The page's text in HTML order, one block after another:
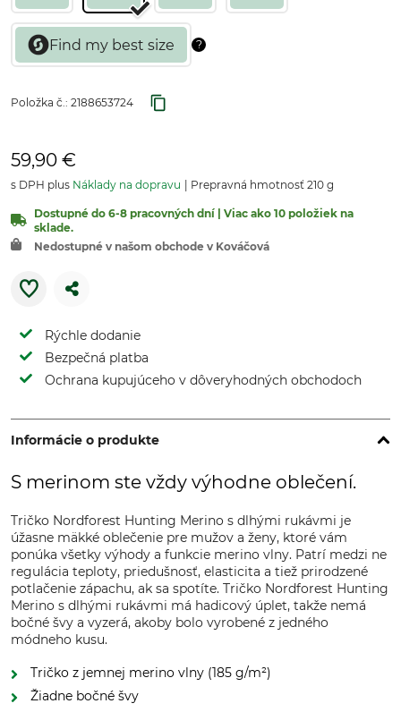
Položka č.: 2188653724
59,90 €
s DPH plus Náklady na dopravu Prepravná hmotnosť 210 g
Dostupné do 6-8 pracovných dní | Viac ako 10 položiek na
sklade.
Nedostupné v našom obchode v Kováčová
Rýchle dodanie
Bezpečná platba
Ochrana kupujúceho v dôveryhodných obchodoch
Informácie o produkte
S merinom ste vždy výhodne oblečení.
Tričko Nordforest Hunting Merino s dlhými rukávmi je
úžasne mäkké oblečenie pre mužov a ženy, ktoré vám
ponúka všetky výhody a funkcie merino vlny. Patrí medzi ne
regulácia teploty, priedušnosť, elasticita a tiež prirodzené
potlačenie zápachu, ak sa spotíte. Tričko Nordforest Hunting
Merino s dlhými rukávmi má hadicový úplet, takže nemá
bočné švy a vyzerá, akoby bolo vyrobené z jedného
módneho kusu.
Tričko z jemnej merino vlny (185 g/m²)
Žiadne bočné švy